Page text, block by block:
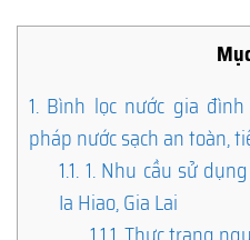
1. Bình lọc nước gia
pháp nước sạch an toàn,
1.1. 1. Nhu cầu sử
Ia Hiao, Gia Lai